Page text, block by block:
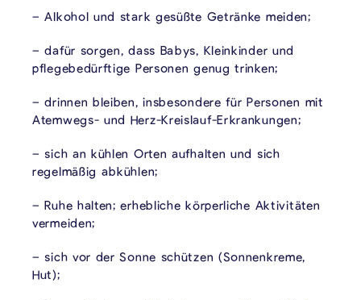
– Alkohol und stark gesüßte Getränke meiden;
– dafür sorgen, dass Babys, Kleinkinder und
pflegebedürftige Personen genug trinken;
– drinnen bleiben, insbesondere für Personen mit
Atemwegs- und Herz-Kreislauf-Erkrankungen;
– sich an kühlen Orten aufhalten und sich
regelmäßig abkühlen;
– Ruhe halten; erhebliche körperliche Aktivitäten
vermeiden;
– sich vor der Sonne schützen (Sonnenkreme,
Hut);